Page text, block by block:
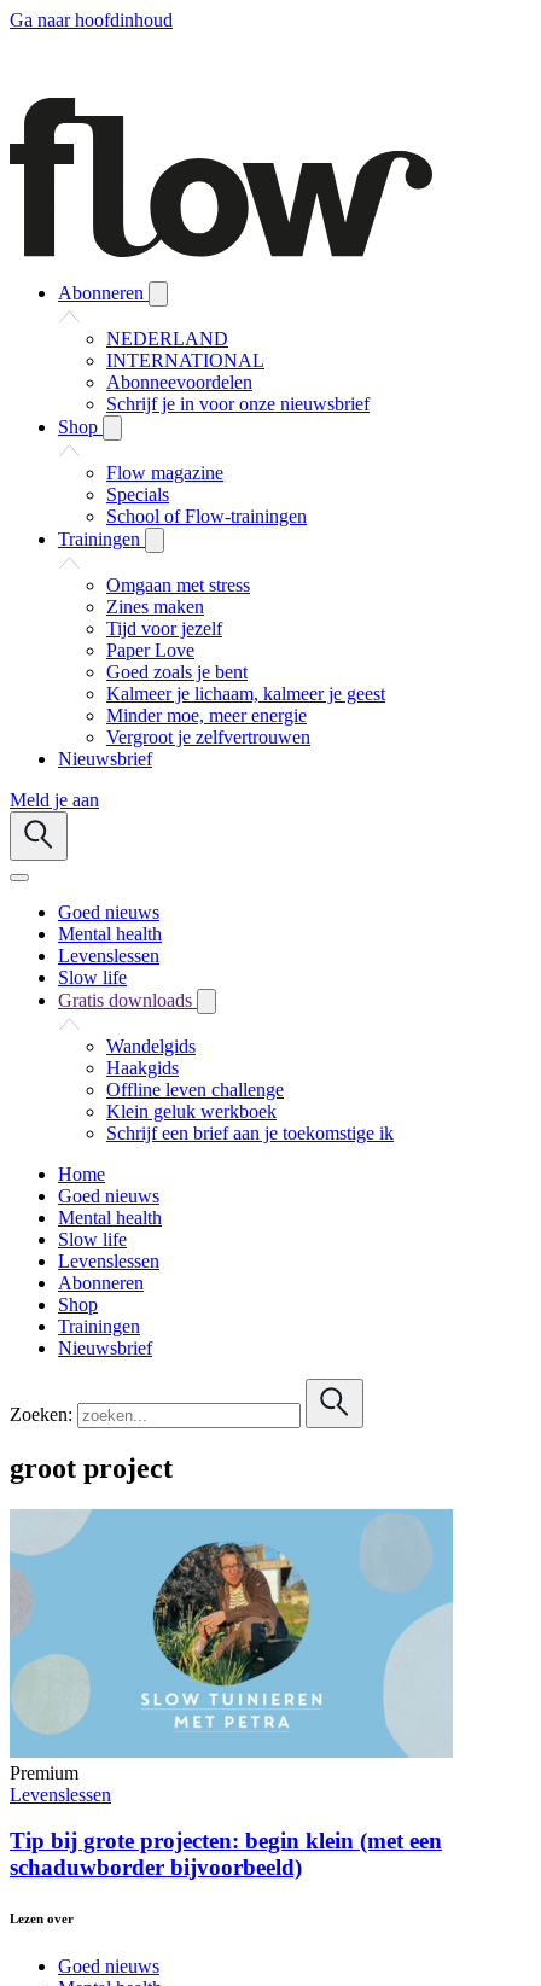
Ga naar hoofdinhoud
Abonneren
NEDERLAND
INTERNATIONAL
Abonneevoordelen
Schrijf je in voor onze nieuwsbrief
Shop
Flow magazine
Specials
School of Flow-trainingen
Trainingen
Omgaan met stress
Zines maken
Tijd voor jezelf
Paper Love
Goed zoals je bent
Kalmeer je lichaam, kalmeer je geest
Minder moe, meer energie
Vergroot je zelfvertrouwen
Nieuwsbrief
Meld je aan
Goed nieuws
Mental health
Levenslessen
Slow life
Gratis downloads
Wandelgids
Haakgids
Offline leven challenge
Klein geluk werkboek
Schrijf een brief aan je toekomstige ik
Home
Goed nieuws
Mental health
Slow life
Levenslessen
Abonneren
Shop
Trainingen
Nieuwsbrief
Zoeken:
groot project
Premium
Levenslessen
Tip bij grote projecten: begin klein (met een
schaduwborder bijvoorbeeld)
Lezen over
Goed nieuws